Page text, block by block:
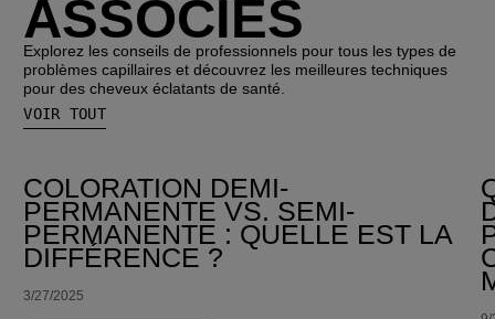
ASSOCIES
Explorez les conseils de professionnels pour tous les types de
problèmes capillaires et découvrez les meilleures techniques
pour des cheveux éclatants de santé.
VOIR TOUT
COLORATION DEMI-
PERMANENTE VS. SEMI-
PERMANENTE : QUELLE EST LA
DIFFÉRENCE ?
3/27/2025